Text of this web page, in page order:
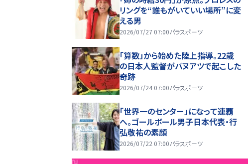
リングを“誰もがいていい場所”に変
える男
2026/07/27 07:00パラスポーツ
「算数」から始めた陸上指導。22歳
の日本人監督がバヌアツで起こした
奇跡
2026/07/24 07:00パラスポーツ
「世界一のセンター」になって連覇
へ。ゴールボール男子日本代表・行
弘敬祐の素顔
2026/07/22 07:00パラスポーツ